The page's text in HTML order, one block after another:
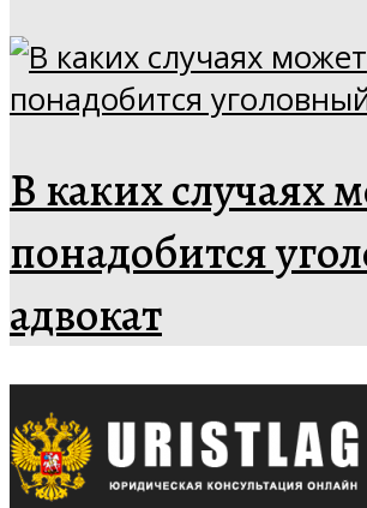
В каких случаях
понадобится
адвокат